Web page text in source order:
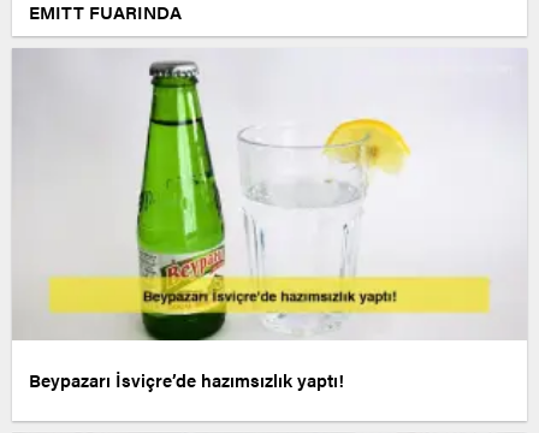
EMITT FUARINDA
Beypazarı İsviçre’de hazımsızlık yaptı!